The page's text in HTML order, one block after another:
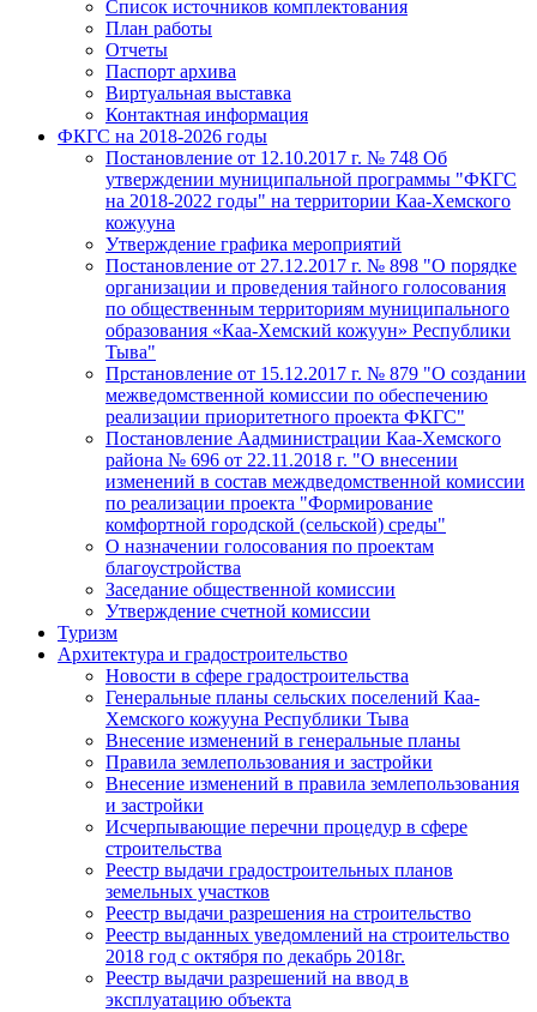
Список источников комплектования
План работы
Отчеты
Паспорт архива
Виртуальная выставка
Контактная информация
ФКГС на 2018-2026 годы
Постановление от 12.10.2017 г. № 748 Об
утверждении муниципальной программы "ФКГС
на 2018-2022 годы" на территории Каа-Хемского
кожууна
Утверждение графика мероприятий
Постановление от 27.12.2017 г. № 898 "О порядке
организации и проведения тайного голосования
по общественным территориям муниципального
образования «Каа-Хемский кожуун» Республики
Тыва"
Прстановление от 15.12.2017 г. № 879 "О создании
межведомственной комиссии по обеспечению
реализации приоритетного проекта ФКГС"
Постановление Аадминистрации Каа-Хемского
района № 696 от 22.11.2018 г. "О внесении
изменений в состав междведомственной комиссии
по реализации проекта "Формирование
комфортной городской (сельской) среды"
О назначении голосования по проектам
благоустройства
Заседание общественной комиссии
Утверждение счетной комиссии
Туризм
Архитектура и градостроительство
Новости в сфере градостроительства
Генеральные планы сельских поселений Каа-
Хемского кожууна Республики Тыва
Внесение изменений в генеральные планы
Правила землепользования и застройки
Внесение изменений в правила землепользования
и застройки
Исчерпывающие перечни процедур в сфере
строительства
Реестр выдачи градостроительных планов
земельных участков
Реестр выдачи разрешения на строительство
Реестр выданных уведомлений на строительство
2018 год с октября по декабрь 2018г.
Реестр выдачи разрешений на ввод в
эксплуатацию объекта